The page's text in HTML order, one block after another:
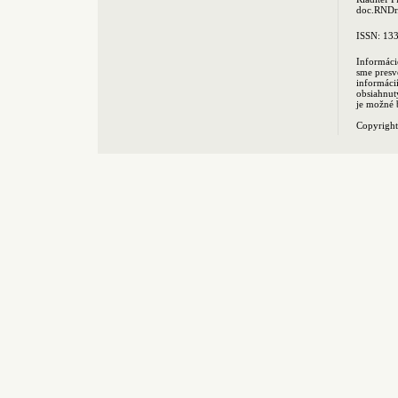
ISSN:
sme
je možné